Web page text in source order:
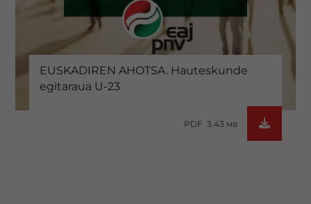
EUSKADIREN AHOTSA. Hauteskunde
egitaraua U-23
PDF 3.43 MB